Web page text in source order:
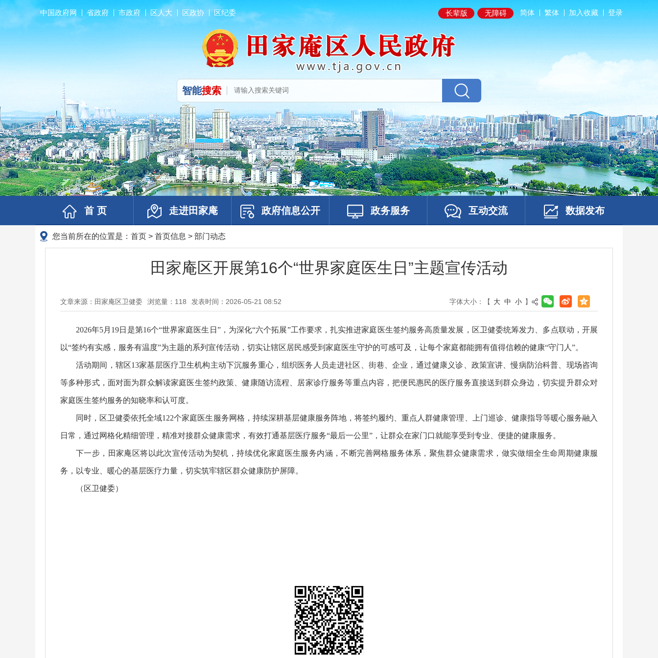
中国政府网 省政府 市政府 区人大 区政协 区纪委 长辈版 无障碍 简体 繁体 加入收藏 登录
智能搜索
首 页 走进田家庵 政府信息公开 政务服务 互动交流 数据发布
您当前所在的位置是： 首页 > 首页信息 > 部门动态
田家庵区开展第16个“世界家庭医生日”主题宣传活动
文章来源：田家庵区卫健委 浏览量： 118 发表时间：2026-05-21 08:52 字体大小：【 大 中 小 】
2026年5月19日是第16个“世界家庭医生日”，为深化“六个拓展”工作要求，扎实推进家庭医生签约服务高质量发展，区卫健委统筹发力、多点联动，开展
以“签约有实感，服务有温度”为主题的系列宣传活动，切实让辖区居民感受到家庭医生守护的可感可及，让每个家庭都能拥有值得信赖的健康“守门人”。
活动期间，辖区13家基层医疗卫生机构主动下沉服务重心，组织医务人员走进社区、街巷、企业，通过健康义诊、政策宣讲、慢病防治科普、现场咨询
等多种形式，面对面为群众解读家庭医生签约政策、健康随访流程、居家诊疗服务等重点内容，把便民惠民的医疗服务直接送到群众身边，切实提升群众对
家庭医生签约服务的知晓率和认可度。
同时，区卫健委依托全域122个家庭医生服务网格，持续深耕基层健康服务阵地，将签约履约、重点人群健康管理、上门巡诊、健康指导等暖心服务融入
日常，通过网格化精细管理，精准对接群众健康需求，有效打通基层医疗服务“最后一公里”，让群众在家门口就能享受到专业、便捷的健康服务。
下一步，田家庵区将以此次宣传活动为契机，持续优化家庭医生服务内涵，不断完善网格服务体系，聚焦群众健康需求，做实做细全生命周期健康服
务，以专业、暖心的基层医疗力量，切实筑牢辖区群众健康防护屏障。
（区卫健委）